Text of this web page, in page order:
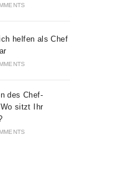
helfen als Chef
des Chef-
sitzt Ihr